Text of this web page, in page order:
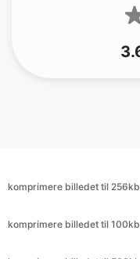
komprimere billedet til 500kb
komprimere billedet til 100kb